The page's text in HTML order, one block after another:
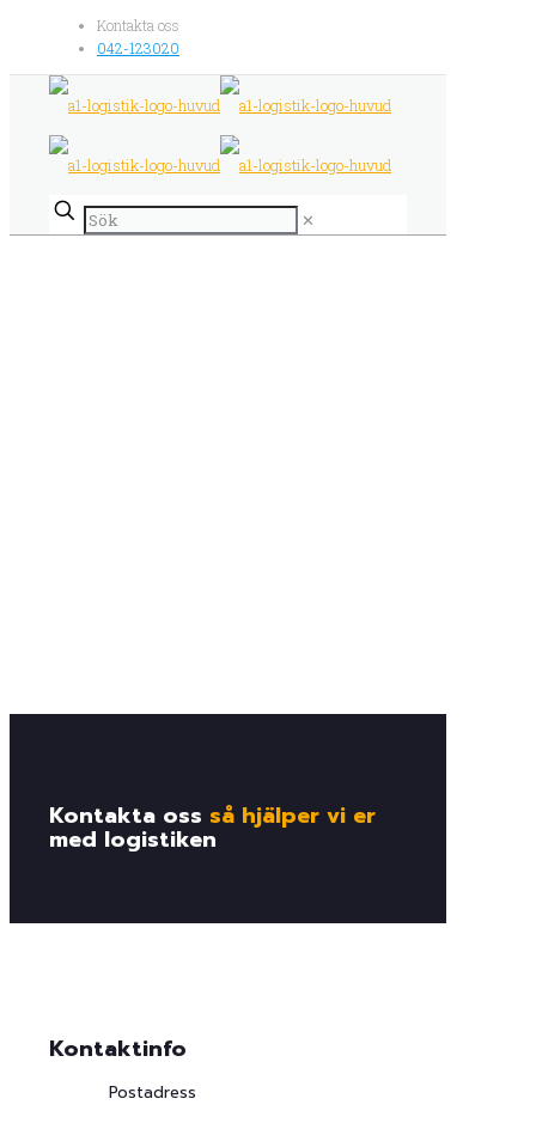
Kontakta oss
042-123020
✕
Kontakta oss så hjälper vi er
med logistiken
Kontaktinfo
Postadress